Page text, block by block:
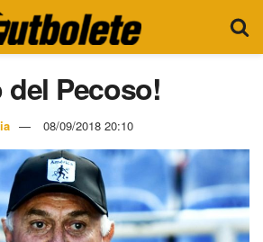
del Pecoso!
08/09/2018 20:10